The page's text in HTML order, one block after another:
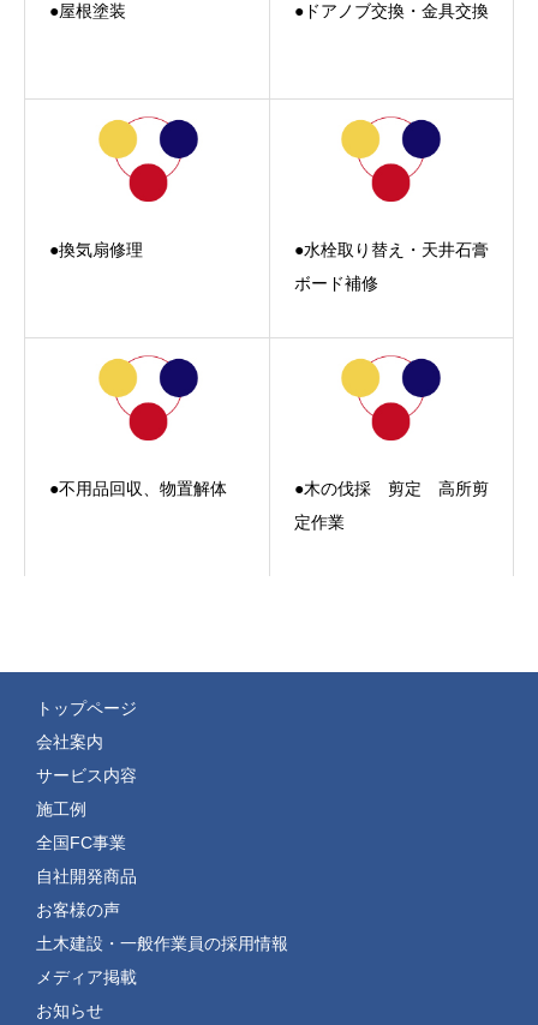
●屋根塗装 ●ドアノブ交換・金具交換
●換気扇修理
●水栓取り替え・天井石膏
ボード補修
●不用品回収、物置解体
●木の伐採 剪定 高所剪
定作業
トップページ
会社案内
サービス内容
施工例
全国FC事業
自社開発商品
お客様の声
土木建設・一般作業員の採用情報
メディア掲載
お知らせ